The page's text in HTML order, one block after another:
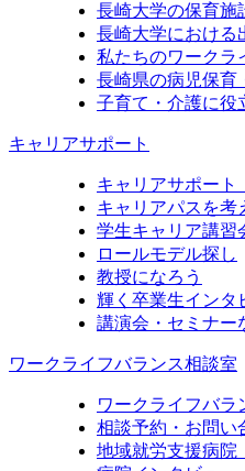
長崎大学の保育施
長崎大学における
私たちのワークラ
長崎県の病児保育
子育て・介護に役
キャリアサポート
キャリアサポート
キャリアパスを考
学生キャリア講習
ロールモデル探し
教授になろう
輝く卒業生インタ
講演会・セミナー
ワークライフバランス相談室
ワークライフバラ
相談予約・お問い
地域就労支援病院